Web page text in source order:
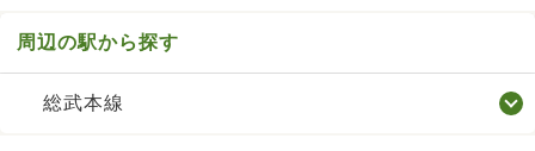
周辺の駅から探す
総武本線